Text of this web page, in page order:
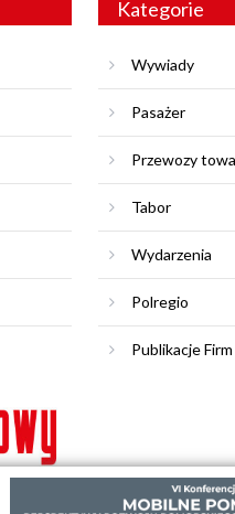
Kategorie
Wywiady
Pasażer
Przewozy
Tabor
Wydarzenia
Polregio
Publikacje Firm